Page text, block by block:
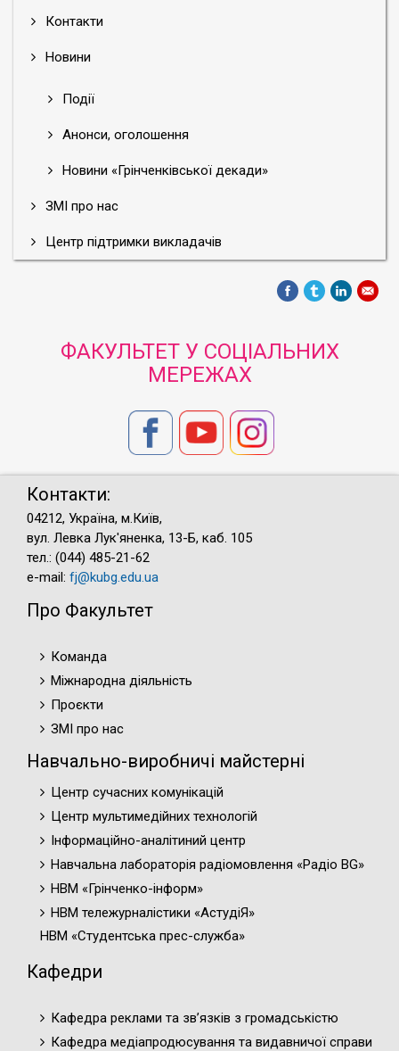
Контакти
Новини
Події
Анонси, оголошення
Новини «Грінченківської декади»
ЗМІ про нас
Центр підтримки викладачів
ФАКУЛЬТЕТ У СОЦІАЛЬНИХ
МЕРЕЖАХ
Контакти:
04212, Україна, м.Київ,
вул. Левка Лук'яненка, 13-Б, каб. 105
тел.: (044) 485-21-62
e-mail: fj@kubg.edu.ua
Про Факультет
Команда
Міжнародна діяльність
Проєкти
ЗМІ про нас
Навчально-виробничі майстерні
Центр сучасних комунікацій
Центр мультимедійних технологій
Інформаційно-аналітиний центр
Навчальна лабораторія радіомовлення «Радіо BG»
НВМ «Грінченко-інформ»
НВМ тележурналістики «АстудіЯ»
НВМ «Студентська прес-служба»
Кафедри
Кафедра реклами та зв’язків з громадськістю
Кафедра медіапродюсування та видавничої справи